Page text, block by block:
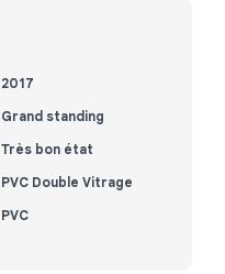
2017
Grand standing
Très bon état
PVC Double Vitrage
PVC